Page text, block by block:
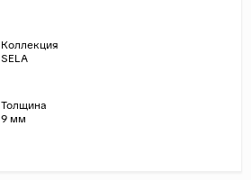
Коллекция
SELA
Толщина
9 мм